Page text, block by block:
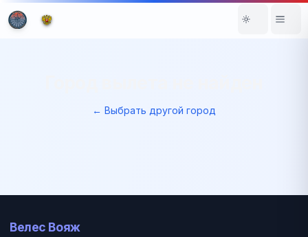
← Выбрать другой город
Велес Вояж